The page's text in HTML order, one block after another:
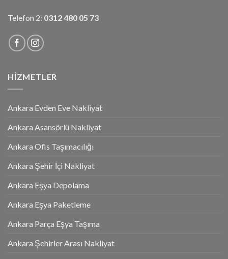
Telefon 2: 0312 480 05 73
HIZMETLER
Ankara Evden Eve Nakliyat
Ankara Asansörlü Nakliyat
Ankara Ofis Taşımacılığı
Ankara Şehir İçi Nakliyat
Ankara Eşya Depolama
Ankara Eşya Paketleme
Ankara Parça Eşya Taşıma
Ankara Şehirler Arası Nakliyat